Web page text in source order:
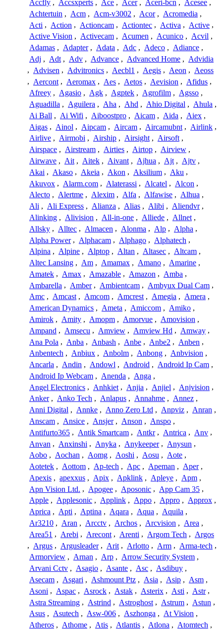
Accfly , Accsxperts , Ace , Acer , Aceri-bcn , Acesee ,
Achtertuin , Acm , Acm-v3002 , Acor , Acromedia ,
Acti , Action , Actioncam , Actiontec , Activa , Active ,
Active Vision , Activecam , Acumen , Acunico , Acvil ,
Adamas , Adapter , Adata , Adc , Adeco , Adiance ,
Adj , Adt , Adv , Advance , Advanced Home , Advidia
, Advisen , Advitronics , Aecbl1 , Aegis , Aeon , Aeoss
, Aercont , Aeromax , Aes , Aetos , Aevision , Afidus ,
Afreey , Agasio , Agk , Agptek , Agrofilm , Agsso ,
Aguadilla , Aguilera , Aha , Ahd , Ahio Digital , Ahula ,
Ai Ball , Ai Wifi , Aiboostpro , Aicam , Aida , Aiex ,
Aigas , Ainol , Aipcam , Aircam , Aircamubnt , Airlink ,
Airlive , Airmobi , Airship , Airsight , Airsoft ,
Airspace , Airstream , Airties , Airtop , Airview ,
Airwave , Ait , Aitek , Aivant , Ajhua , Ajt , Ajtv ,
Akai , Akaso , Akeia , Akon , Aksilium , Aku ,
Akuvox , Alarm.com , Alaterassi , Alcatel , Alcon ,
Alecto , Alertme , Alexim , Alfa , Alfawise , Alhua ,
Ali , Ali Express , Alianza , Alias , Alibi , Aliendvr ,
Alinking , Alivision , All-in-one , Alliede , Allnet ,
Allsky , Alltec , Almacen , Alonma , Alp , Alpha ,
Alpha Power , Alphacam , Alphago , Alphatech ,
Alpina , Alpine , Alptop , Altan , Altasec , Altcam ,
Altec Lansing , Am , Amamax , Amano , Amarine ,
Amatek , Amax , Amazable , Amazon , Amba ,
Ambarella , Amber , Ambientcam , Ambyux Dual Cam ,
Amc , Amcast , Amcom , Amcrest , Amegia , Amera ,
American Dynamics , Ameta , Amiccom , Amiko ,
Amirok , Amity , Amopm , Amorvue , Amovision ,
Ampand , Amsecu , Amview , Amview Hd , Amway ,
Ana Pola , Anba , Anbash , Anbe , Anbe2 , Anben ,
Anbentech , Anbiux , Anbolm , Anbong , Anbvision ,
Ancarla , Andin , Andowl , Android , Android Ip Cam ,
Android Ip Webcam , Anenda , Anga ,
Angel Electronics , Anhkiet , Anjia , Anjiel , Anjvision ,
Anker , Anko Tech , Anlapus , Annahme , Annez ,
Anni Digital , Annke , Anno Zero Ltd , Anpviz , Anran ,
Anscam , Ansice , Ansjer , Anson , Anspo ,
Antifurto365 , Antik Smartcam , Antkr , Antrica , Anv ,
Anvan , Anxinshi , Anyka , Anykeeper , Anysun ,
Aobo , Aochan , Aomg , Aoshi , Aosu , Aote ,
Aotetek , Aottom , Ap-tech , Apc , Apeman , Aper ,
Apexis , apexxus , Apix , Apklink , Apleye , Apm ,
Apn Vision Ltd. , Apogee , Aposonic , App Cam 35 ,
Apple , Applesonic , Applink , Appo , Appro , Approx ,
Aprica , Apti , Aptina , Aqara , Aqua , Aquila ,
Ar3210 , Aran , Arcctv , Archos , Arcvision , Area ,
Area51 , Arebi , Arecont , Arenti , Argom Tech , Argos
, Argus , Argusleader , Arit , Arlotto , Arm , Arma-tech ,
Armorview , Arnan , Arp , Arrow Security System ,
Arvani Cctv , Asagio , Asante , Asc , Asdibuy ,
Asecam , Asgari , Ashmount Ptz , Asia , Asip , Asm ,
Asoni , Aspac , Asrock , Astak , Asterix , Asti , Astr ,
Astra Streaming , Astrind , Astroghost , Astrum , Astun ,
Asus , Asutech , Asw-006 , Aszhonga , At Vision ,
Atheros , Athome , Atis , Atlantis , Atlona , Atomtech ,